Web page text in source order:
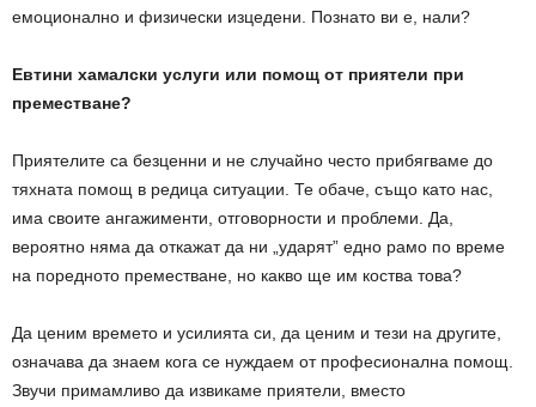
емоционално и физически изцедени. Познато ви е, нали?
Евтини хамалски услуги или помощ от приятели при
преместване?
Приятелите са безценни и не случайно често прибягваме до
тяхната помощ в редица ситуации. Те обаче, също като нас,
има своите ангажименти, отговорности и проблеми. Да,
вероятно няма да откажат да ни „ударят” едно рамо по време
на поредното преместване, но какво ще им коства това?
Да ценим времето и усилията си, да ценим и тези на другите,
означава да знаем кога се нуждаем от професионална помощ.
Звучи примамливо да извикаме приятели, вместо